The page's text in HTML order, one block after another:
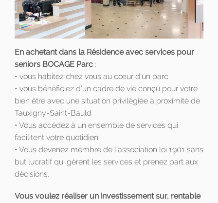
En achetant dans la Résidence avec services pour
seniors BOCAGE Parc :
• vous habitez chez vous au cœur d'un parc
• vous bénéficiez d’un cadre de vie conçu pour votre
bien être avec une situation privilégiée à proximité de
Tauxigny-Saint-Bauld
• Vous accédez à un ensemble de services qui
facilitent votre quotidien
• Vous devenez membre de l'association loi 1901 sans
but lucratif qui gèrent les services et prenez part aux
décisions.
Vous voulez réaliser un investissement sur, rentable